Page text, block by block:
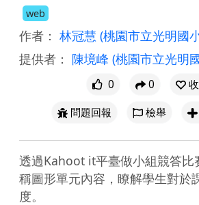
web
作者： 林冠慧 (桃園市立光明國
提供者： 陳境峰 (桃園市立光明
0 0
問題回報
檢舉
透過Kahoot it平臺做小組競答比
稱圖形單元內容，瞭解學生對於
度。